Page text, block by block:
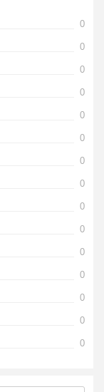
0
0
0
0
0
0
0
0
0
0
0
0
0
0
0